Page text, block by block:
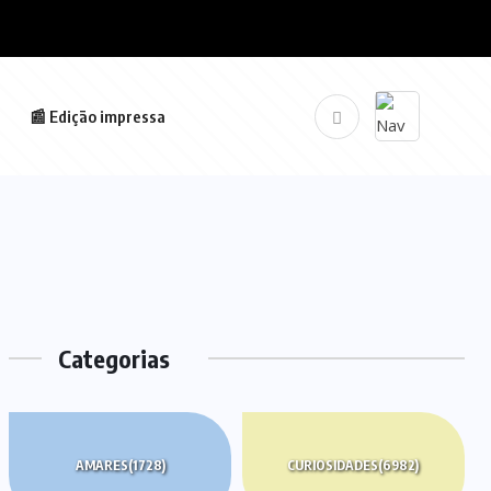
📰 Edição impressa
Categorias
AMARES(1728) CURIOSIDADES(6982)